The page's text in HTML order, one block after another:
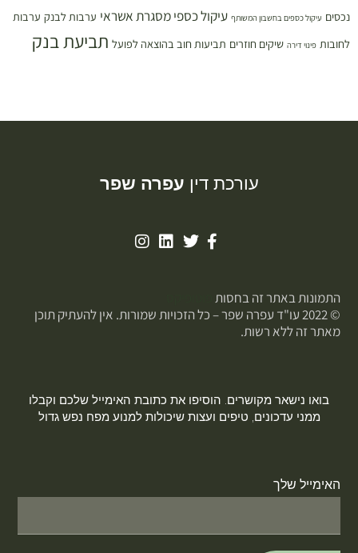
נכסים עיקול כספים בחשבון המשותף עיקול כספי מסגרת אשראי ערבות לבנק ערבות
לחובות פינוי דירה שיקים חוזרים תביעות חוב בהוצאה לפועל תביעת בנק
עורכת דין עפרה שפר
התמונות באתר זה בחסות
© 2022 עו"ד עפרה שפר – כל הזכויות שמורות. אין להעתיק תוכן
מאתר זה ללא רשות.
בואו נישאר מקושרים. הוסיפו את כתובת האימייל שלכם וקבלו
ממני עדכונים, טיפים ועצות שיכולות למנוע מפח נפש גדול
האימייל שלך